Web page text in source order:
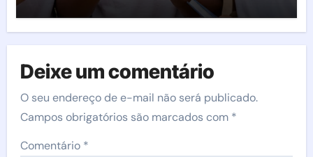
Deixe um comentário
O seu endereço de e-mail não será publicado.
Campos obrigatórios são marcados com *
Comentário *